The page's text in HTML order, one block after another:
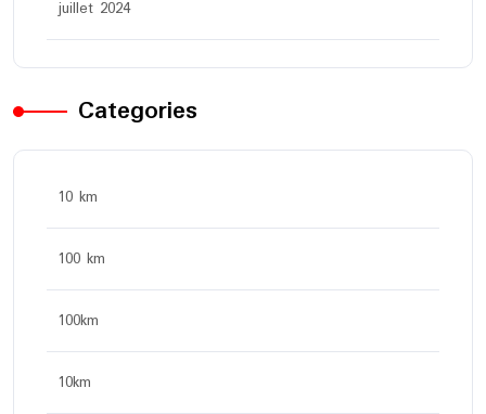
juillet 2024
Categories
10 km
100 km
100km
10km